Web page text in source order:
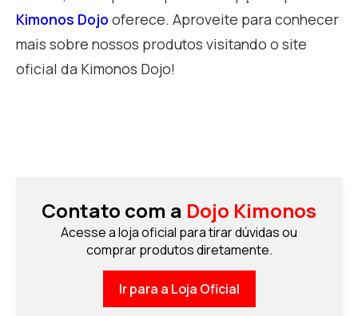
Kimonos Dojo oferece. Aproveite para conhecer
mais sobre nossos produtos visitando o site
oficial da Kimonos Dojo!
Contato com a Dojo Kimonos
Acesse a loja oficial para tirar dúvidas ou
comprar produtos diretamente.
Ir para a Loja Oficial